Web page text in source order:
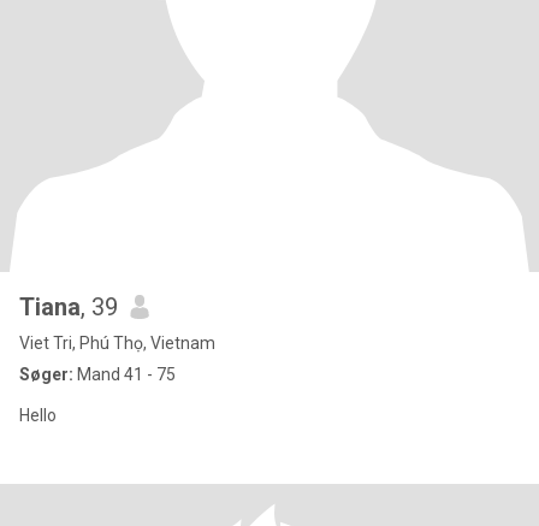
Tiana, 39
Viet Tri, Phú Thọ, Vietnam
Søger: Mand 41 - 75
Hello